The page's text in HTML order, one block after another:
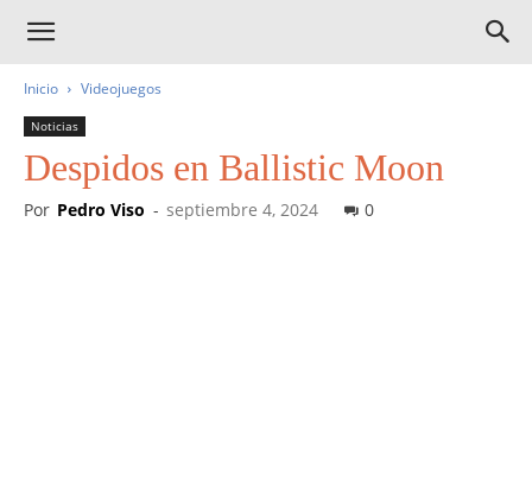
Inicio Videojuegos
Noticias
Despidos en Ballistic Moon
Por Pedro Viso - septiembre 4, 2024 0